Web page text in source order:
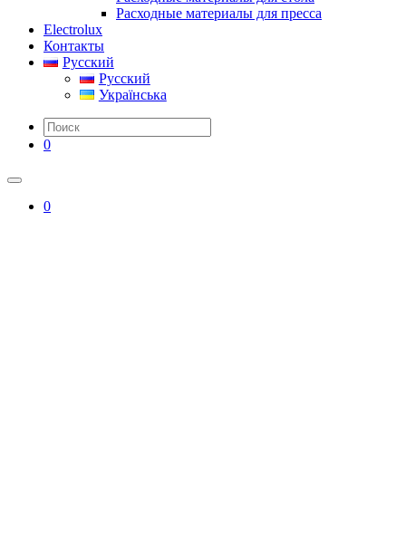
Расходные материалы для пресса
Electrolux
Контакты
Русский
Русский
Українська
0
0